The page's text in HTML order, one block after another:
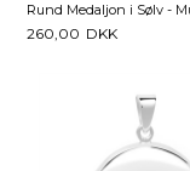
260,00 DKK